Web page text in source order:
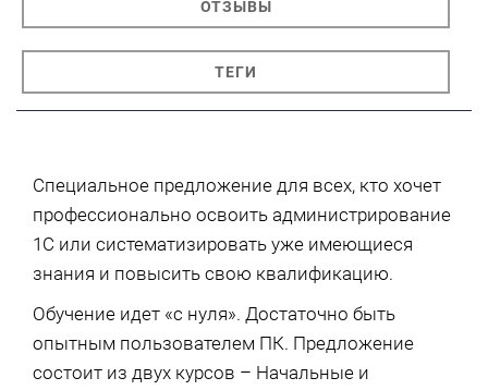
ОТЗЫВЫ
ТЕГИ
Специальное предложение для всех, кто хочет
профессионально освоить администрирование
1С или систематизировать уже имеющиеся
знания и повысить свою квалификацию.
Обучение идет «с нуля». Достаточно быть
опытным пользователем ПК. Предложение
состоит из двух курсов – Начальные и